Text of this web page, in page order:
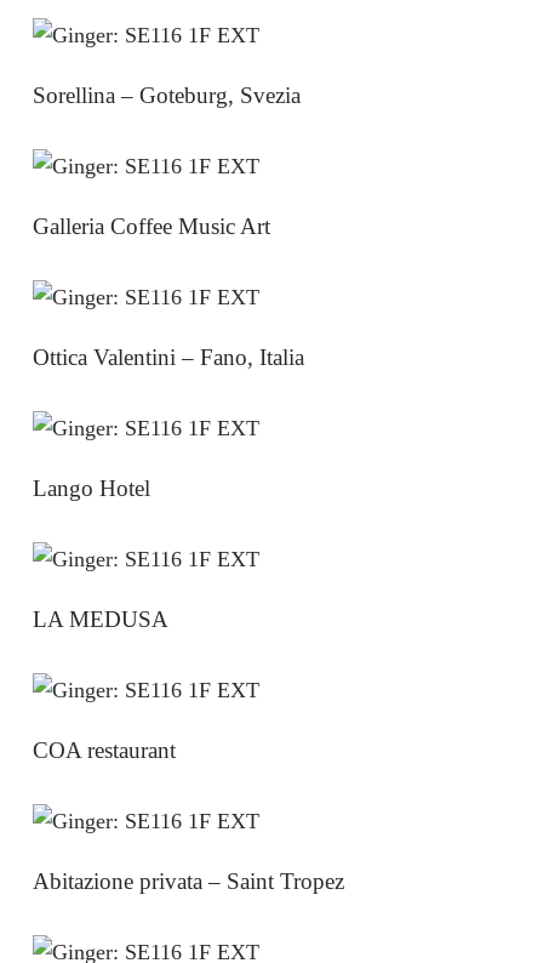
Sorellina – Goteburg, Svezia
Galleria Coffee Music Art
Ottica Valentini – Fano, Italia
Lango Hotel
LA MEDUSA
COA restaurant
Abitazione privata – Saint Tropez